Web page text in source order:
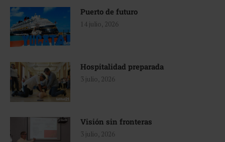
Puerto de futuro
14 julio, 2026
Hospitalidad preparada
3 julio, 2026
Visión sin fronteras
3 julio, 2026